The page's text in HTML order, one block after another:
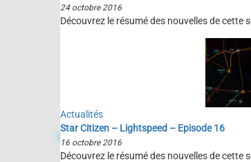
24 octobre 2016
Découvrez le résumé des nouvelles de cette
Actualités
Star Citizen – Lightspeed – Episode 16
16 octobre 2016
Découvrez le résumé des nouvelles de cette